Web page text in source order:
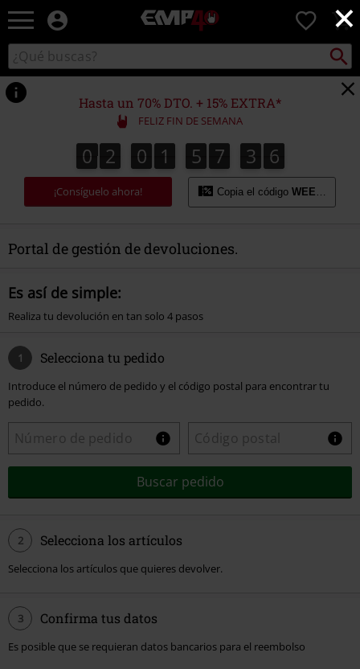
×
EMP
Música,
TV
&
Gaming
Merch
Ropa
Alternativa
0
Buscar
en
el
catálogo
Buscar
Hasta un 70% DTO. + 15% EXTRA*
FELIZ FIN DE SEMANA
0
0 2
2 0
0 1
1 5
5 7
7 3
4
3 5
6
5
7
6
¡Consíguelo ahora! Copia el código WEEKEND
Portal de gestión de devoluciones.
Es así de simple:
Realiza tu devolución en tan solo 4 pasos
1 Selecciona tu pedido
Introduce el número de pedido y el código postal para encontrar tu
pedido.
Buscar pedido
2 Selecciona los artículos
Selecciona los artículos que quieres devolver.
3 Confirma tus datos
Es posible que se requieran datos bancarios para el reembolso